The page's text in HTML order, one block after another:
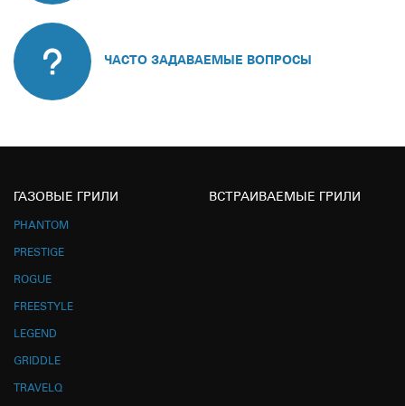
ЧАСТО ЗАДАВАЕМЫЕ ВОПРОСЫ
ГАЗОВЫЕ ГРИЛИ
PHANTOM
PRESTIGE
ROGUE
FREESTYLE
LEGEND
GRIDDLE
TRAVELQ
ВСТРАИВАЕМЫЕ ГРИЛИ